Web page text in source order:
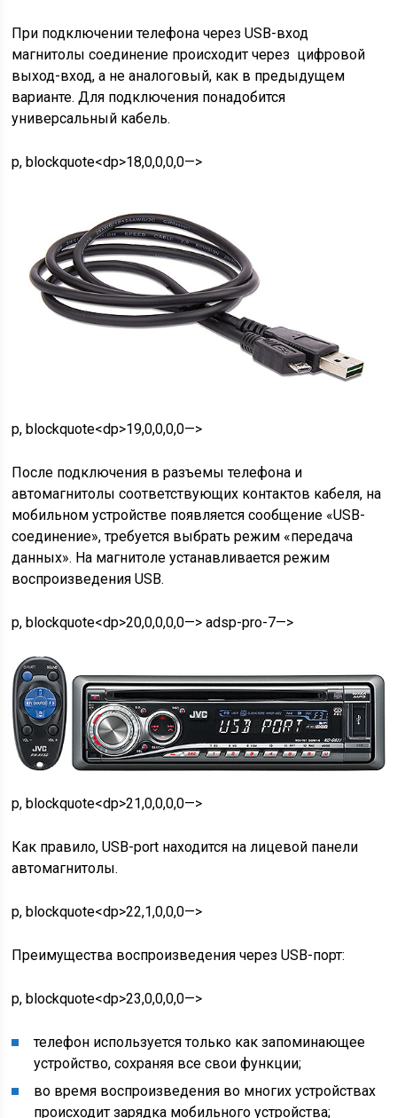
При подключении телефона через USB-вход
магнитолы соединение происходит через цифровой
выход-вход, а не аналоговый, как в предыдущем
варианте. Для подключения понадобится
универсальный кабель.
p, blockquote<dp>18,0,0,0,0—>
p, blockquote<dp>19,0,0,0,0—>
После подключения в разъемы телефона и
автомагнитолы соответствующих контактов кабеля, на
мобильном устройстве появляется сообщение «USB-
соединение», требуется выбрать режим «передача
данных». На магнитоле устанавливается режим
воспроизведения USB.
p, blockquote<dp>20,0,0,0,0—> adsp-pro-7—>
p, blockquote<dp>21,0,0,0,0—>
Как правило, USB-port находится на лицевой панели
автомагнитолы.
p, blockquote<dp>22,1,0,0,0—>
Преимущества воспроизведения через USB-порт:
p, blockquote<dp>23,0,0,0,0—>
телефон используется только как запоминающее
устройство, сохраняя все свои функции;
во время воспроизведения во многих устройствах
происходит зарядка мобильного устройства;